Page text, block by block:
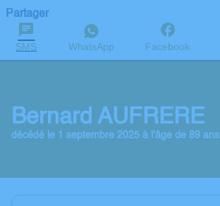
Partager
SMS WhatsApp Facebook
Bernard AUFRERE
décédé le 1 septembre 2025 à l'âge de 89 ans